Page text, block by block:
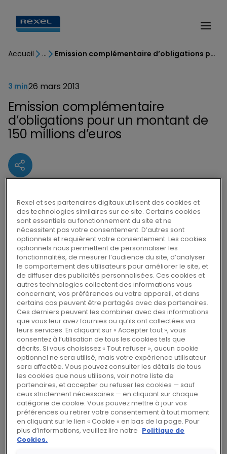
Accueil Emission complémentaire d’obligations pour un montant de 150 millions d’euros
Emission complémentaire
d’obligations pour un montant de
150 millions d’euros
3 min26 mars 2013
Rexel, leader mondial de la distribution
de matériel électrique, annonce ce jour
le placement d’obligations senior pour
un montant de 150 millions d’euros à un
prix de 101% (taux de rendement de
4.955%) en complément de ses
obligations senior non assorties de
sûretés et remboursables en 2020 pour
un montant de 500 millions d’euros
(taux de 5,125%) et 500 millions de
dollars (taux de 5,250%), offertes aux
investisseurs le 20 mars 2013.
Les nouvelles obligations sont entièrement
assimilables à la tranche en euros des
obligations offertes le 20 mars 2013. Elles
devraient faire l’objet d’une notation en ligne
avec la notation actuelle des autres
Rexel et ses partenaires digitaux utilisent des cookies et
des technologies similaires sur ce site. Certains cookies
sont essentiels au fonctionnement du site et ne
nécessitent pas votre consentement. D’autres sont
optionnels et requièrent votre consentement. Les cookies
optionnels nous permettent de personnaliser les
fonctionnalités, de mesurer l’audience du site, d’analyser
le comportement des utilisateurs pour améliorer le site, et
de diffuser des publicités personnalisées. Ces cookies et
autres technologies collectent des informations vous
concernant, vos préférences ou votre appareil, et dans
certains cas peuvent être partagés avec des partenaires.
Ces derniers peuvent les combiner avec des informations
que vous leur avez fournies ou qu’ils ont collectées via
leurs services. En cliquant sur « Accepter tout », vous
consentez à l’utilisation de tous les cookies tels que
décrits. Si vous choisissez « Tout refuser », aucun cookie
optionnel ne sera utilisé, mais votre expérience utilisateur
sera affectée. Vous pouvez consulter les détails de tous
les cookies que nous utilisons, voir notre liste de
partenaires, et accepter ou refuser les cookies — sauf
ceux strictement nécessaires — en cliquant sur chaque
catégorie de cookie. Vous pouvez mettre à jour vos
préférences ou retirer votre consentement à tout moment
en cliquant sur le lien « Cookie » en bas de la page. Pour
plus d’informations, veuillez lire notre Politique de
Cookies.